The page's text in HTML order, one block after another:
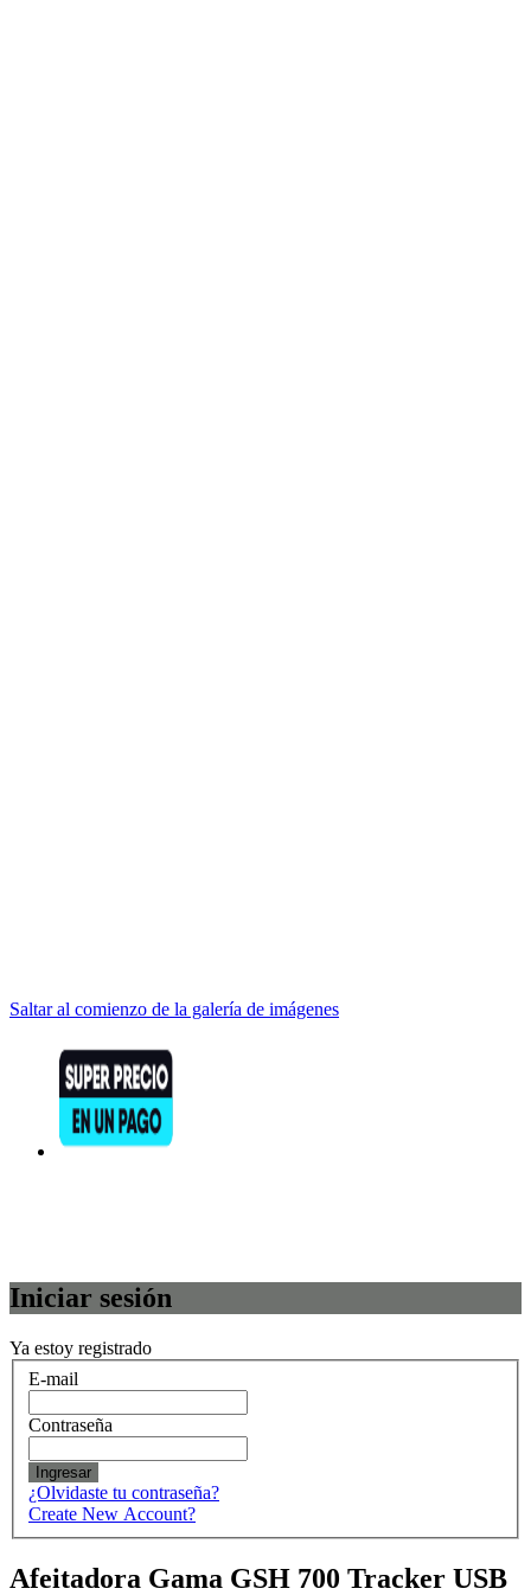
Saltar al comienzo de la galería de imágenes
Iniciar sesión
Ya estoy registrado
E-mail
Contraseña
Ingresar
¿Olvidaste tu contraseña?
Create New Account?
Afeitadora Gama GSH 700 Tracker USB